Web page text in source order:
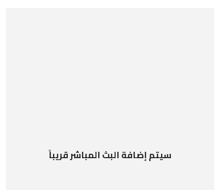
سيتم إضافة البث المباشر قريباً